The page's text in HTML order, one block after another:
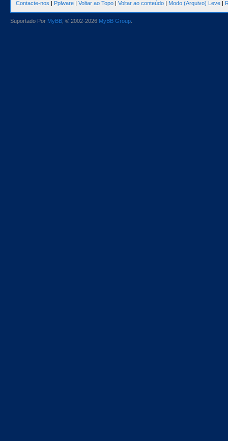
Contacte-nos | Pplware | Voltar ao Topo | Voltar ao conteúdo | Modo (Arquivo) Leve |
Suportado Por MyBB , © 2002-2026 MyBB Group